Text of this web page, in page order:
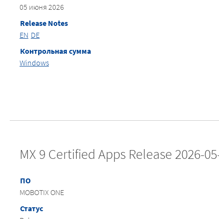
05 июня 2026
Release Notes
EN DE
Контрольная сумма
Windows
MX 9 Certified Apps Release 2026-
ПО
MOBOTIX ONE
Статус